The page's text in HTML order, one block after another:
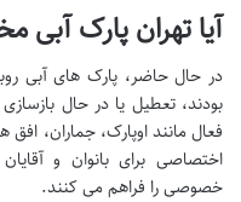
آیا تهران پارک آبی
در حال حاضر، پارک های آبی
بودند، تعطیل یا در حال
فعال مانند اوپارک، جماران،
اختصاصی برای بانوان و
خصوصی را فراهم می کنند.